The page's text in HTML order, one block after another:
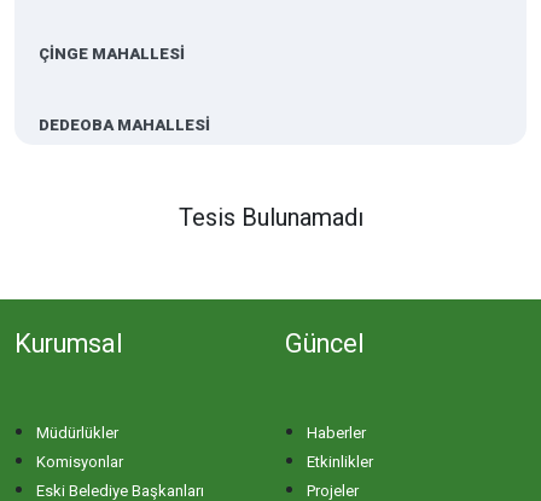
ÇİNGE MAHALLESİ
DEDEOBA MAHALLESİ
DOĞANPINAR MAHALLESİ
DUTLİMAN MAHALLESİ
Tesis Bulunamadı
Kurumsal
Müdürlükler
Komisyonlar
Eski Belediye Başkanları
Güncel
Haberler
Etkinlikler
Projeler